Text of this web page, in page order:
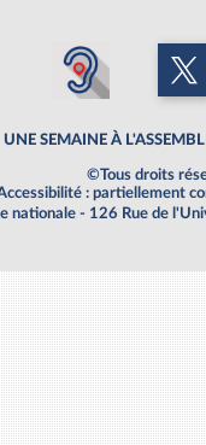
UNE SEMAINE À
©Tous droits
: partiellement
nationale - 126 Rue de